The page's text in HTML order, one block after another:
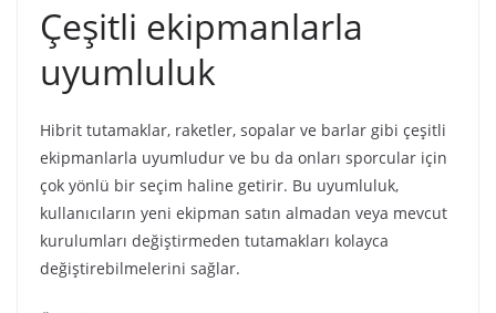
Çeşitli ekipmanlarla
uyumluluk
Hibrit tutamaklar, raketler, sopalar ve barlar gibi çeşitli
ekipmanlarla uyumludur ve bu da onları sporcular için
çok yönlü bir seçim haline getirir. Bu uyumluluk,
kullanıcıların yeni ekipman satın almadan veya mevcut
kurulumları değiştirmeden tutamakları kolayca
değiştirebilmelerini sağlar.